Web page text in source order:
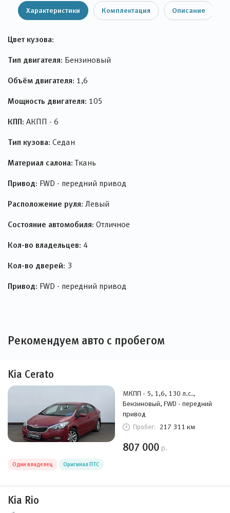
Характеристики Комплектация Описание
Цвет кузова:
Тип двигателя: Бензиновый
Объём двигателя: 1,6
Мощность двигателя: 105
КПП: АКПП - 6
Тип кузова: Седан
Материал салона: Ткань
Привод: FWD - передний привод
Расположение руля: Левый
Состояние автомобиля: Отличное
Кол-во владельцев: 4
Кол-во дверей: 3
Привод: FWD - передний привод
Рекомендуем авто с пробегом
Kia Cerato
МКПП - 5, 1,6, 130 л.с.,
Бензиновый, FWD - передний
привод
Пробег: 217 311 км
807 000 р.
Один владелец Оригинал ПТС
Kia Rio